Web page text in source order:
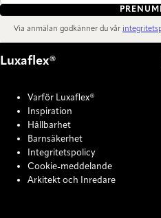
Via anmälan godkänner du vår
Luxaflex®
Varför Luxaflex®
Inspiration
Hållbarhet
Barnsäkerhet
Integritetspolicy
Cookie-meddelande
Arkitekt och Inredare